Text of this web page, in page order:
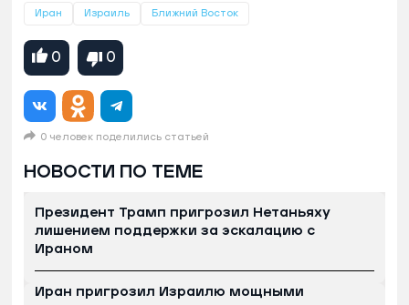
Иран Израиль Ближний Восток
0 0
0 человек поделились статьей
НОВОСТИ ПО ТЕМЕ
Президент Трамп пригрозил Нетаньяху
лишением поддержки за эскалацию с
Ираном
Иран пригрозил Израилю мощными